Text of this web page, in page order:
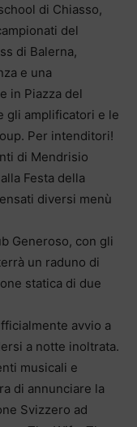
di Chiasso,
del
di Balerna,
e una
in Piazza del
gli amplificatori e le
Per intenditori!
di Mendrisio
Festa della
diversi menù
Generoso, con gli
un raduno di
statica di due
avvio a
a notte inoltrata.
musicali e
di annunciare la
Svizzero ad